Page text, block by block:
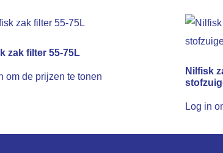
zak filter 55-75L
om de prijzen te tonen
Nilfisk
Log in